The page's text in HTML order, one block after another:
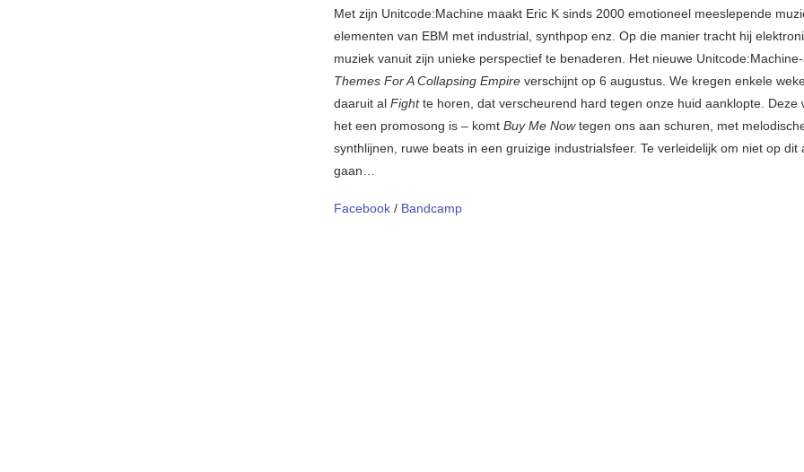
Met zijn Unitcode:Machine maakt Eric K sinds 2000 emotioneel meeslepende
elementen van EBM met industrial, synthpop enz. Op die manier tracht hij
muziek vanuit zijn unieke perspectief te benaderen. Het nieuwe
Themes For A Collapsing Empire verschijnt op 6 augustus. We kregen enkele
daaruit al Fightte horen, dat verscheurend hard tegen onze huid aanklopte. Deze
het een promosong is – komt Buy Me Nowtegen ons aan schuren, met
synthlijnen, ruwe beats in een gruizige industrialsfeer. Te verleidelijk om niet op dit
gaan…
Facebook / Bandcamp